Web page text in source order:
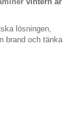
lösningen,
brand och tänka